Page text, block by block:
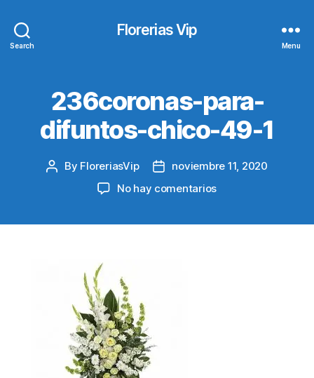
Search
Florerias Vip
Menu
236coronas-para-
difuntos-chico-49-1
Post
By FloreriasVip
Postnoviembre 11, 2020
No hay comentariosen